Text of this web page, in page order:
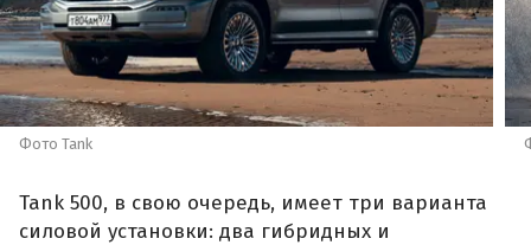
Фото Tank
Tank 500, в свою очередь, имеет три варианта
силовой установки: два гибридных и